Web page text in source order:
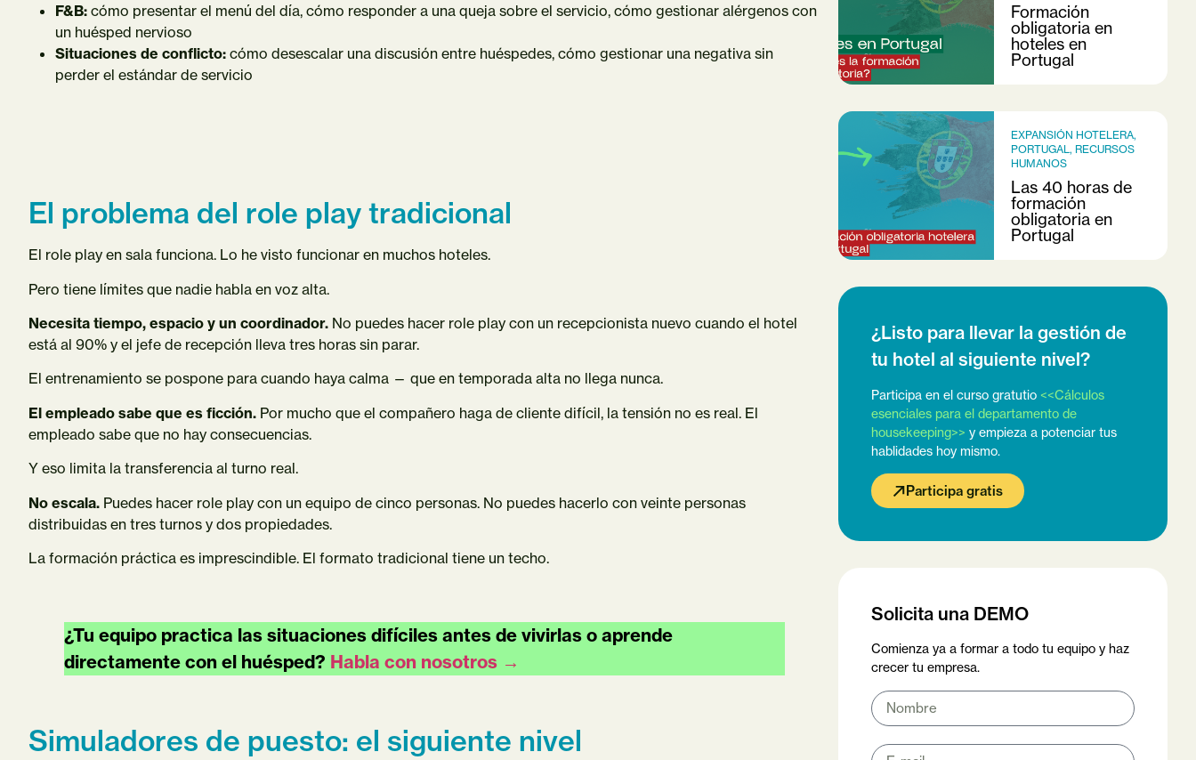
F&B: cómo presentar el menú del día, cómo responder a una queja sobre el servicio, cómo gestionar alérgenos con
un huésped nervioso
Situaciones de conflicto: cómo desescalar una discusión entre huéspedes, cómo gestionar una negativa sin
perder el estándar de servicio
El problema del role play tradicional
El role play en sala funciona. Lo he visto funcionar en muchos hoteles.
Pero tiene límites que nadie habla en voz alta.
Necesita tiempo, espacio y un coordinador. No puedes hacer role play con un recepcionista nuevo cuando el hotel
está al 90% y el jefe de recepción lleva tres horas sin parar.
El entrenamiento se pospone para cuando haya calma — que en temporada alta no llega nunca.
El empleado sabe que es ficción. Por mucho que el compañero haga de cliente difícil, la tensión no es real. El
empleado sabe que no hay consecuencias.
Y eso limita la transferencia al turno real.
No escala. Puedes hacer role play con un equipo de cinco personas. No puedes hacerlo con veinte personas
distribuidas en tres turnos y dos propiedades.
La formación práctica es imprescindible. El formato tradicional tiene un techo.
¿Tu equipo practica las situaciones difíciles antes de vivirlas o aprende
directamente con el huésped? Habla con nosotros →
Simuladores de puesto: el siguiente nivel
Formación
obligatoria en
hoteles en
Portugal
EXPANSIÓN HOTELERA,
PORTUGAL, RECURSOS
HUMANOS
Las 40 horas de
formación
obligatoria en
Portugal
¿Listo para llevar la gestión de
tu hotel al siguiente nivel?
Participa en el curso gratutio <<Cálculos
esenciales para el departamento de
housekeeping>> y empieza a potenciar tus
hablidades hoy mismo.
Participa gratis
Solicita una DEMO
Comienza ya a formar a todo tu equipo y haz
crecer tu empresa.